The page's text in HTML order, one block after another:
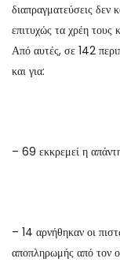
διαπραγματεύσεις δεν
επιτυχώς τα χρέη τους
Από αυτές, σε 142
και για:
– 69 εκκρεμεί η
– 14 αρνήθηκαν οι
αποπληρωμής από τον